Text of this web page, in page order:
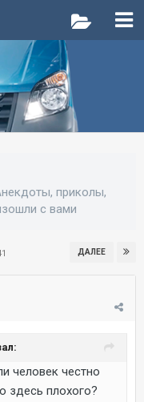
приколы,
с вами
ДАЛЕЕ
человек честно
здесь плохого?